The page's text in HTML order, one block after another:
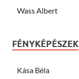
Wass Albert
FÉNYKÉPÉSZEK
Kása Béla